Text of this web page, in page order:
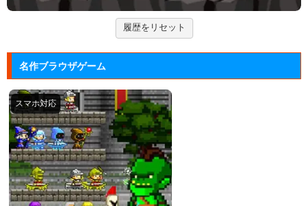
ド」の無料ゲー...
ズーキーパー2
動物たちを3匹以上にして捕まえていくパズルゲー
ム。
履歴をリセット
名作ブラウザゲーム